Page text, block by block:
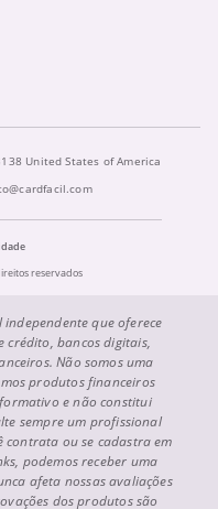
United States of America
reservados
que oferece
crédito, bancos digitais,
Não somos uma
produtos financeiros
e não constitui
sempre um profissional
contrata ou se cadastra em
podemos receber uma
afeta nossas avaliações
dos produtos são